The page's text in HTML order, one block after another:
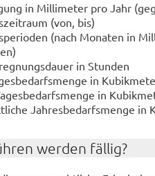
in Mil­li­me­ter pro Jahr
(von, bis)
(nach Mo­na­ten in
in Stun­den
in
in
Jah­res­be­darfs­men­ge in
wer­den fäl­lig?